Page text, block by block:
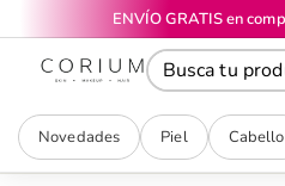
directamente
contenido
ENVÍO GRATIS en
CORIUM
Novedades
Piel Cabello